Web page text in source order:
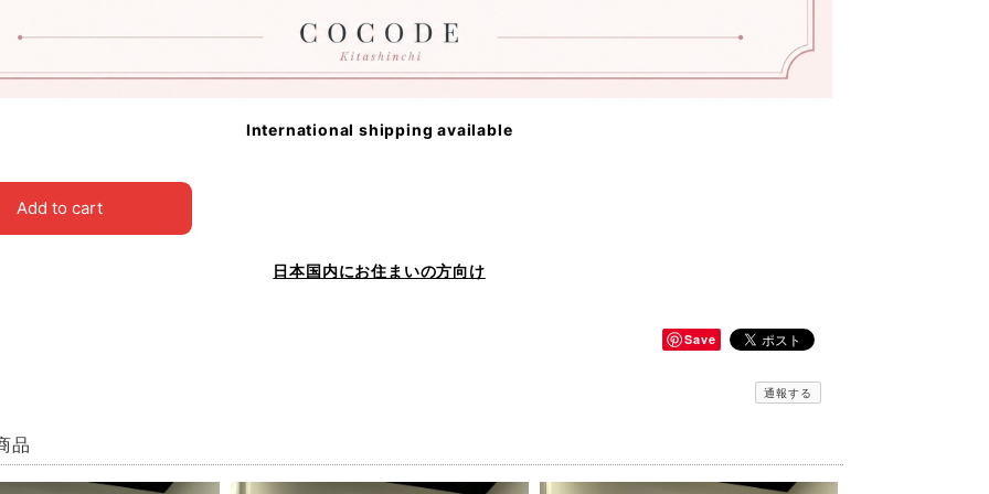
International shipping available
Add to cart
日本国内にお住まいの方向け
Save
通報する
品